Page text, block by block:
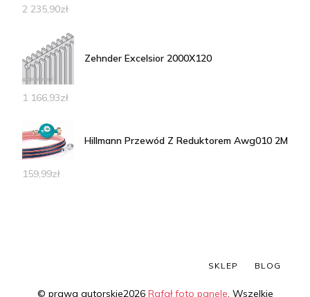
2 235,90zł
Zehnder Excelsior 2000X120
1 166,93zł
Hillmann Przewód Z Reduktorem Awg010 2M
159,99zł
© prawa autorskie2026 Rafał foto panele. Wszelkie
SKLEP BLOG